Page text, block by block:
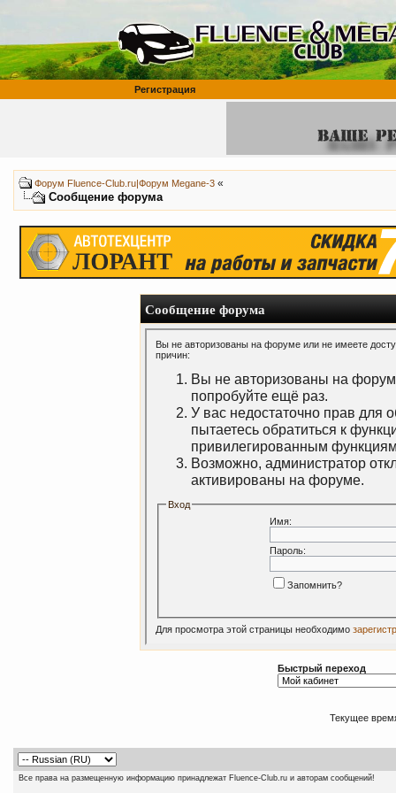
Регистрация
Форум Fluence-Club.ru|Форум Megane-3 «
Сообщение форума
Сообщение форума
Вы не авторизованы на форуме или не имеете
причин:
Вы не авторизованы на
попробуйте ещё раз.
У вас недостаточно прав для
пытаетесь обратиться к
привилегированным
Возможно, администратор
активированы на форуме.
Вход
Имя:
Пароль:
Запомнить?
Для просмотра этой страницы необходимо
Быстрый переход
Текущее
Все права на размещенную информацию принадлежат Fluence-Club.ru и авторам сообщений!